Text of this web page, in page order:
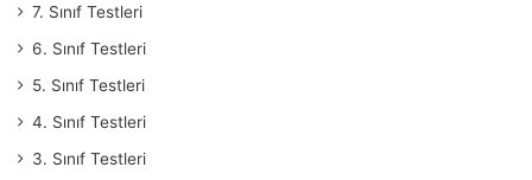
7. Sınıf Testleri
6. Sınıf Testleri
5. Sınıf Testleri
4. Sınıf Testleri
3. Sınıf Testleri